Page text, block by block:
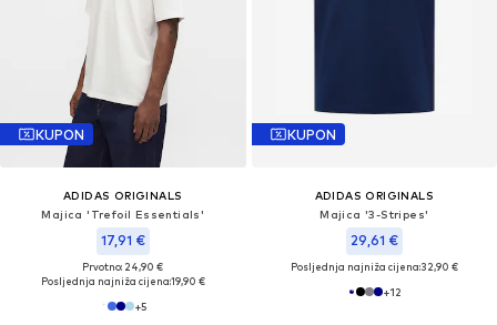
KUPON
ADIDAS ORIGINALS
Majica 'Trefoil Essentials'
17,91 €
Prvotno: 24,90 €
Posljednja najniža cijena:19,90 €
+5
KUPON
ADIDAS ORIGINALS
Majica '3-Stripes'
29,61 €
Posljednja najniža cijena:32,90 €
+12